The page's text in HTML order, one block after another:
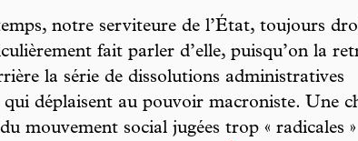
notre serviteure de l’État, toujours
fait parler d’elle, puisqu’on la
la série de dissolutions administratives
qui déplaisent au pouvoir macroniste. Une
mouvement social jugées trop « radicales